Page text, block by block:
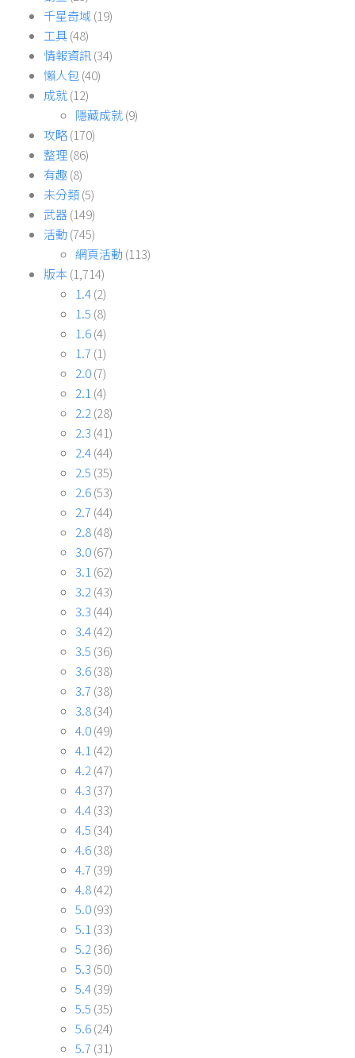
千星奇域 (19)
工具(48)
情報資訊(34)
懶人包(40)
成就(12)
隱藏成就(9)
攻略(170)
整理(86)
有趣(8)
未分類(5)
武器(149)
活動 (745)
網頁活動 (113)
版本 (1,714)
1.4(2)
1.5 (8)
1.6(4)
1.7 (1)
2.0(7)
2.1 (4)
2.2 (28)
2.3 (41)
2.4(44)
2.5 (35)
2.6(53)
2.7 (44)
2.8(48)
3.0(67)
3.1 (62)
3.2 (43)
3.3 (44)
3.4(42)
3.5 (36)
3.6(38)
3.7 (38)
3.8(34)
4.0(49)
4.1 (42)
4.2 (47)
4.3 (37)
4.4(33)
4.5 (34)
4.6(38)
4.7 (39)
4.8(42)
5.0(93)
5.1 (33)
5.2 (36)
5.3 (50)
5.4(39)
5.5 (35)
5.6(24)
5.7 (31)